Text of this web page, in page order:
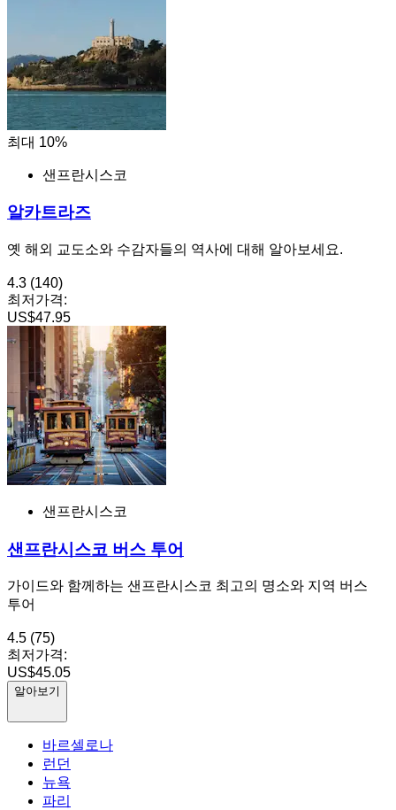
최대 10%
샌프란시스코
알카트라즈
옛 해외 교도소와 수감자들의 역사에 대해 알아보세요.
4.3 (140)
최저가격:
US$47.95
샌프란시스코
샌프란시스코 버스 투어
가이드와 함께하는 샌프란시스코 최고의 명소와 지역 버스
투어
4.5 (75)
최저가격:
US$45.05
알아보기
바르셀로나
런던
뉴욕
파리